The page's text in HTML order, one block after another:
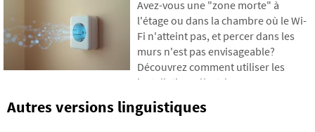
nous nous appuierons sur des
données récentes de 2026, nous
montrerons la différence abyssale
entre nos estimations et la réalité, et
nous proposerons quatre étapes
dépenses.
Avez-vous une "zone morte" à
l'étage ou dans la chambre où le Wi-
Fi n'atteint pas, et percer dans les
murs n'est pas envisageable?
Découvrez comment utiliser les
installations électriques que vous
avez déjà dans les murs pour
transmettre Internet via le réseau
Autres versions linguistiques